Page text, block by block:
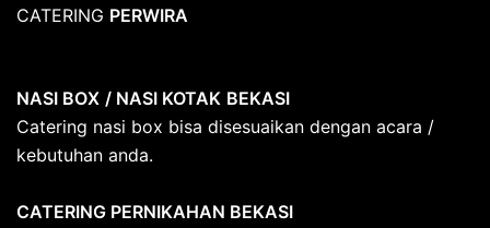
CATERING PERWIRA
NASI BOX / NASI KOTAK BEKASI
Catering nasi box bisa disesuaikan dengan acara /
kebutuhan anda.
CATERING PERNIKAHAN BEKASI